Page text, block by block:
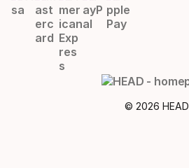
© 2026 HEAD